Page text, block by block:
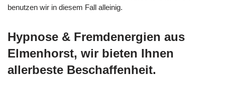
benutzen wir in diesem Fall alleinig.
Hypnose & Fremdenergien aus
Elmenhorst, wir bieten Ihnen
allerbeste Beschaffenheit.